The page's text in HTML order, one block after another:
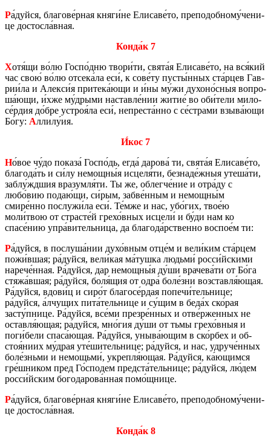
Ра́дуйся, бла­го­ве́рная княги́не Ели­са­ве́то, пре­по­доб­но­му́че­ни­
це до­стос­ла́вная.
Конда́к 7
Хотя́щи во́лю Госпо́дню твори́ти, свята́я Ели­са­ве́то, на вся́кий
час свою́ во́лю от­се­ка́ла еси́, к сове́ту пусты́нных ста́рцев Гав­
рии́ла и Алек­си́я при­те­ка́ющи и и́ны му́жи ду­хо­но́сныя во­про­
ша́ющи, и́хже му́дрыми на­став­ле́нии житие́ во оби́тели ми­ло­
се́рдия до́бре устроя́ла еси́, непре­ста́нно с се́стра­ми взыва́ющи
Бо́гу: Аллилу́ия.
И́кос 7
Но́вое чу́до по­ка­за́ Госпо́дь, егда́ да­ро­ва́ ти, свята́я Ели­са­ве́то,
бла­го­да́ть и си́лу немощ­ны́я ис­це­ля́ти, без­на­де́жныя утеша́ти,
заблу́ждшия вра­зум­ля́ти. Ты же, об­лег­че́ние и отра́ду с
любо́вию подаю́щи, си́рым, забве́нным и немощ­ны́м
смире́нно по­слу­жи́ла еси́. Те́мже и нас, убо́гих, твое́ю
моли́твою от стра­сте́й грехо́вных ис­це­ли́ и бу́ди нам ко
спасе́нию упра́ви­тель­ни­ца, да бла­го­да́рствен­но вос­пое́м ти:
Ра́дуйся, в по­слу­ша́нии духо́вным отце́м и вели́ким ста́рцем
пожи́вшая; ра́дуйся, вели́кая ма́тушка лю­дь­ми́ росси́йски­ми
на­ре­че́нная. Ра́дуйся, дар немощ­ны́я ду́ши вра­че­ва́ти от Бо́га
стяжа́вшая; ра́дуйся, боля́щия от одра́ боле́зни воз­став­ля́ющая.
Ра́дуйся, вдови́ц и сиро́т бла­го­се́рдая по­пе­чи́тель­ни­це;
ра́дуйся, а́лчу­щих пита́тель­ни­це и су́щим в беда́х ско́рая
засту́пнице. Ра́дуйся, все́ми пре­з­ре́нных и отве́ржен­ных не
остав­ля́ющая; ра́дуйся, мно́гия ду́ши от тьмы грехо́вныя и
поги́бели спаса́ющая. Ра́дуйся, уныва́ющим в ско́рбех и об­
стоя́ниих му́драя уте́ши­тель­ни­це; ра́дуйся, и нас, удру­че́нных
боле́зньми и немо­щь­ми́, укреп­ля́ющая. Ра́дуйся, ка́ющим­ся
гре́шни­ком пред Го́спо­дем пред­ста́тель­ни­це; ра́дуйся, лю́дем
росси́йским бо­го­да­ро­ва́нная помо́щнице.
Ра́дуйся, бла­го­ве́рная княги́не Ели­са­ве́то, пре­по­доб­но­му́че­ни­
це до­стос­ла́вная.
Конда́к 8